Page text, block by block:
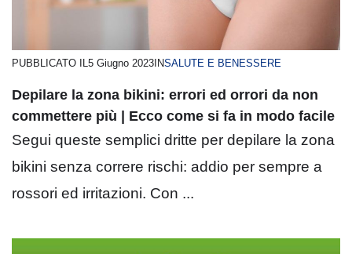
PUBBLICATO IL 5 Giugno 2023 INSALUTE E BENESSERE
Depilare la zona bikini: errori ed orrori da non
commettere più | Ecco come si fa in modo facile
Segui queste semplici dritte per depilare la zona
bikini senza correre rischi: addio per sempre a
rossori ed irritazioni. Con ...